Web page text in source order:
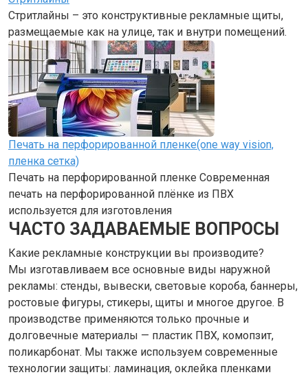
Стритлайны – это конструктивные рекламные щиты,
размещаемые как на улице, так и внутри помещений.
Печать на перфорированной пленке(one way vision,
пленка сетка)
Печать на перфорированной пленке Современная
печать на перфорированной плёнке из ПВХ
используется для изготовления
ЧАСТО ЗАДАВАЕМЫЕ ВОПРОСЫ
Какие рекламные конструкции вы производите?
Мы изготавливаем все основные виды наружной
рекламы: стенды, вывески, световые короба, баннеры,
ростовые фигуры, стикеры, щиты и многое другое. В
производстве применяются только прочные и
долговечные материалы — пластик ПВХ, комопзит,
поликарбонат. Мы также используем современные
технологии защиты: ламинация, оклейка пленками